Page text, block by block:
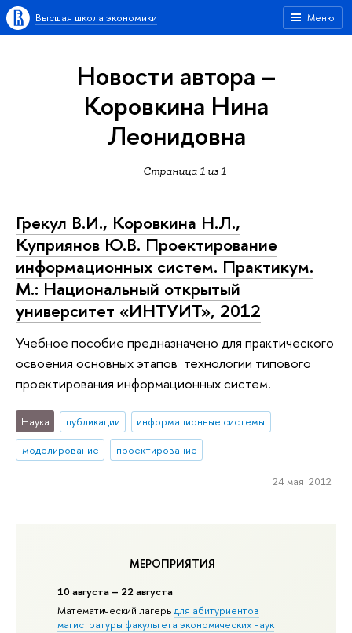
Меню
Высшая школа экономики
Новости автора –
Коровкина Нина
Леонидовна
Страница 1 из 1
МЕРОПРИЯТИЯ
10 августа – 22 августа
Математический лагерьдля абитуриентов
магистратуры факультета экономических наук
Грекул В.И., Коровкина Н.Л.,
Куприянов Ю.В. Проектирование
информационных систем. Практикум.
М.: Национальный открытый
университет «ИНТУИТ», 2012
Учебное пособие предназначено для практического
освоения основных этапов технологии типового
проектирования информационных систем.
Наука публикации
информационные системы
моделирование
проектирование
24 мая 2012